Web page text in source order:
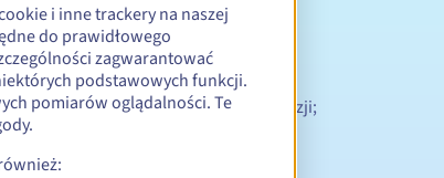
w Tunezji;
zarejestrowanego w Tunezji;
w Tunezji.
i inne trackery na naszej
do prawidłowego
zagwarantować
podstawowych funkcji.
pomiarów oglądalności. Te